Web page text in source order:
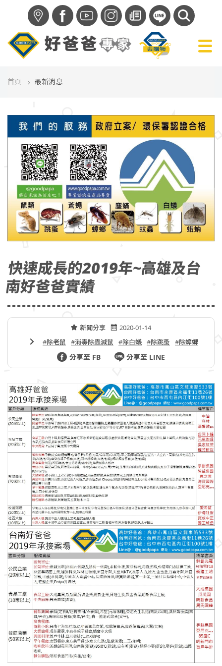
f
首頁 最新消息
快速成長的2019年~高雄及台
南好爸爸實績
新聞分享
2020-01-14
#除老鼠
#消毒除蟲滅鼠 #除白蟻 #除跳蚤 #除蟑螂
分享至 FB 分享至 LINE